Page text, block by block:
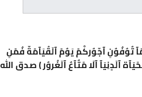
تٌوٌفُوٌنِ آجّوٌرکْمً يَوٌمً آلَقُيَآمًةّ فُمًنِ
آلَدٍنِيَآ آلَا مًتٌآعٌ آلَغُروٌر ) صدق الله